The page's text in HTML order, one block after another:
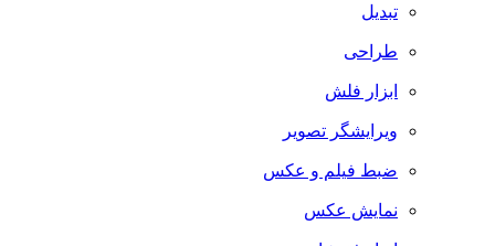
تبدیل
طراحی
ابزار فلش
ویرایشگر تصویر
ضبط فيلم و عكس
نمایش عکس